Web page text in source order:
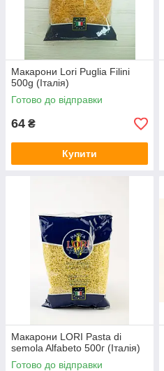
Макарони Lori Puglia Filini
500g (Італія)
Готово до відправки
64 ₴
Купити
Макарони LORI Pasta di
semola Alfabeto 500г (Італія)
Готово до відправки